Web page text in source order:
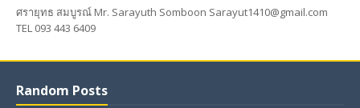
ศรายุทธ สมบูรณ์ Mr. Sarayuth Somboon Sarayut1410@gmail.com
TEL 093 443 6409
Random Posts